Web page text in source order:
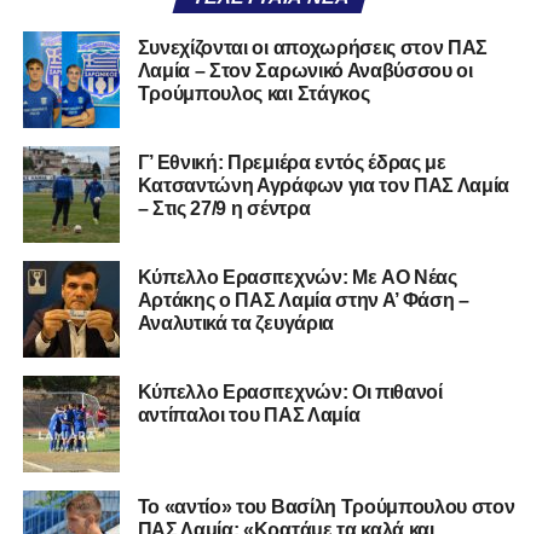
Ο Πρόεδρος, Μιχάλης Κορδολέμης και μέλη της διοίκησης
της ΕΠΣ Φθιώτιδας καθώς και ο Εντεταλμένος Δημοτικός
Σύμβουλος του Δήμου Λαμιέων Θανος Στεργίου, έκαναν
την απονομή του τροπαίου στους πρωταθλητές, ενώ
τιμητική διάκριση δόθηκε στον Ανάργυρο Κεραμίδα καθώς
αναδείχθηκε MVP του φετινού πρωταθλήματος και
πρώτος σκόρερ της ομάδας με 19 τέρματα.
Στο πλαίσιο αυτής της γιορτής πραγματοποιήθηκε πριν
την απονομή φιλικό παιχνίδι με την Μικτή ομάδα Κ16 της
ΕΠΣ Φθιώτιδας με τα νεαρά ταλέντα της Λαμίας και όλου
του Νομού Φθιώτιδας να εντυπωσιάζουν με την εμφάνισή
Συνεχίζονται οι αποχωρήσεις στον ΠΑΣ
Λαμία – Στον Σαρωνικό Αναβύσσου οι
Τρούμπουλος και Στάγκος
Γ’ Εθνική: Πρεμιέρα εντός έδρας με
Κατσαντώνη Αγράφων για τον ΠΑΣ Λαμία
– Στις 27/9 η σέντρα
Kύπελλο Ερασιτεχνών: Με AO Nέας
Αρτάκης ο ΠΑΣ Λαμία στην Α’ Φάση –
Αναλυτικά τα ζευγάρια
Κύπελλο Ερασιτεχνών: Οι πιθανοί
αντίπαλοι του ΠΑΣ Λαμία
Το «αντίο» του Βασίλη Τρούμπουλου στον